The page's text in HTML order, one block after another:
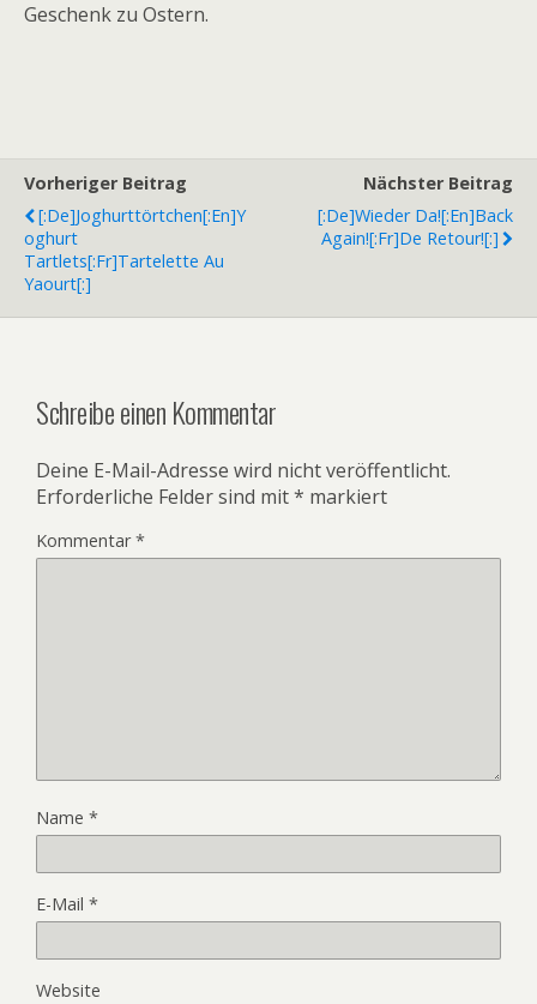
Geschenk zu Ostern.
Vorheriger Beitrag
[:de]Joghurttörtchen[:en]Y
Oghurt
Tartlets[:fr]Tartelette Au
Yaourt[:]
Nächster Beitrag
[:de]Wieder Da![:en]Back
Again![:fr]De Retour![:]
Schreibe einen Kommentar
Deine E-Mail-Adresse wird nicht veröffentlicht.
Erforderliche Felder sind mit* markiert
Kommentar*
Name *
E-Mail *
Website